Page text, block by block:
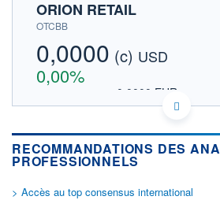
ORION RETAIL
OTCBB
0,0000 (c) USD
0,00%
0,0000 EUR
DONNÉES TEMPS DIFFÉRÉ
Politique d'exécution
Cotation sur les autres places
OUVERTURE
RECOMMANDATIONS DES
PROFESSIONNELS
> Accès au top consensus international